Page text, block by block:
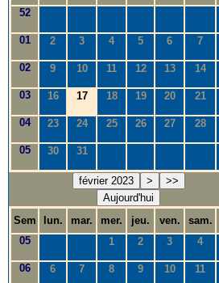
52
01 2 3 4 5 6 7
02 9 10 11 12 13 14
03 16 17 18 19 20 21
04 23 24 25 26 27 28
05 30 31
février 2023 >
>>
Aujourd'hui
Sem
lun. mar. mer. jeu. ven. sam.
05
1 2 3 4
06 6 7 8 9 10 11